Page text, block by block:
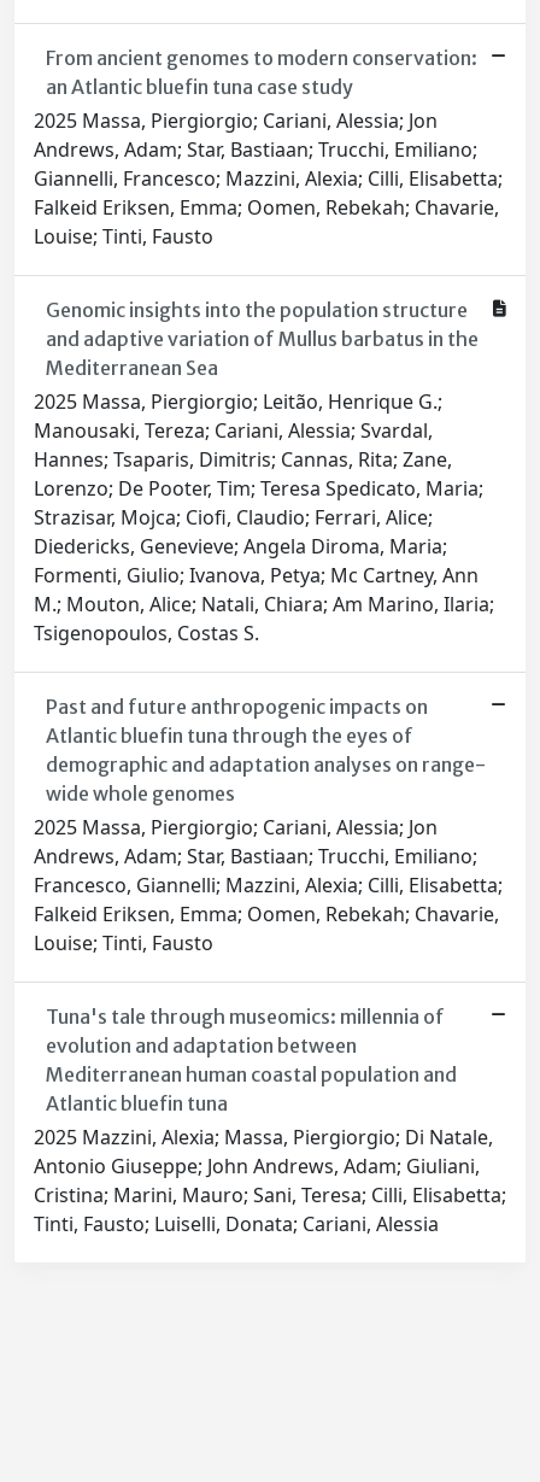
From ancient genomes to modern conservation:
an Atlantic bluefin tuna case study
2025 Massa, Piergiorgio; Cariani, Alessia; Jon
Andrews, Adam; Star, Bastiaan; Trucchi, Emiliano;
Giannelli, Francesco; Mazzini, Alexia; Cilli, Elisabetta;
Falkeid Eriksen, Emma; Oomen, Rebekah; Chavarie,
Louise; Tinti, Fausto
Genomic insights into the population structure
and adaptive variation of Mullus barbatus in the
Mediterranean Sea
2025 Massa, Piergiorgio; Leitão, Henrique G.;
Manousaki, Tereza; Cariani, Alessia; Svardal,
Hannes; Tsaparis, Dimitris; Cannas, Rita; Zane,
Lorenzo; De Pooter, Tim; Teresa Spedicato, Maria;
Strazisar, Mojca; Ciofi, Claudio; Ferrari, Alice;
Diedericks, Genevieve; Angela Diroma, Maria;
Formenti, Giulio; Ivanova, Petya; Mc Cartney, Ann
M.; Mouton, Alice; Natali, Chiara; Am Marino, Ilaria;
Tsigenopoulos, Costas S.
Past and future anthropogenic impacts on
Atlantic bluefin tuna through the eyes of
demographic and adaptation analyses on range-
wide whole genomes
2025 Massa, Piergiorgio; Cariani, Alessia; Jon
Andrews, Adam; Star, Bastiaan; Trucchi, Emiliano;
Francesco, Giannelli; Mazzini, Alexia; Cilli, Elisabetta;
Falkeid Eriksen, Emma; Oomen, Rebekah; Chavarie,
Louise; Tinti, Fausto
Tuna's tale through museomics: millennia of
evolution and adaptation between
Mediterranean human coastal population and
Atlantic bluefin tuna
2025 Mazzini, Alexia; Massa, Piergiorgio; Di Natale,
Antonio Giuseppe; John Andrews, Adam; Giuliani,
Cristina; Marini, Mauro; Sani, Teresa; Cilli, Elisabetta;
Tinti, Fausto; Luiselli, Donata; Cariani, Alessia